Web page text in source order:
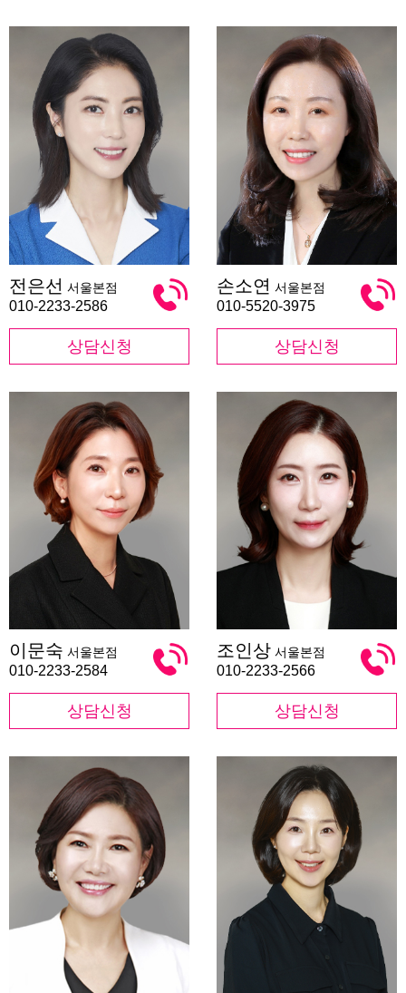
은
선
전은선 서울본점
010-2233-2586
상담신청
소
연
손소연 서울본점
010-5520-3975
상담신청
문
숙
이문숙 서울본점
010-2233-2584
상담신청
인
상
조인상 서울본점
010-2233-2566
상담신청